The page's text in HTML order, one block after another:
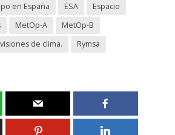
en España ESA
Espacio
MetOp-A
MetOp-B
de clima.
Rymsa